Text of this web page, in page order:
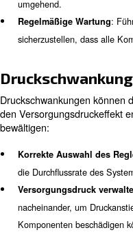
Einstellung arretieren
arretieren Sie den
Änderungen der
Erfahren Sie mehr
Häufige